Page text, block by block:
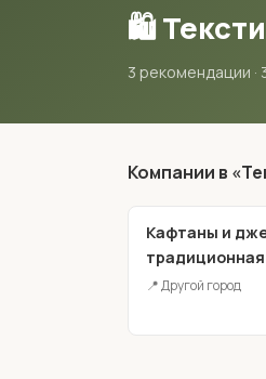
🛍
3 рекомендации ·
Компании в
Кафтаны и
📍 Другой город